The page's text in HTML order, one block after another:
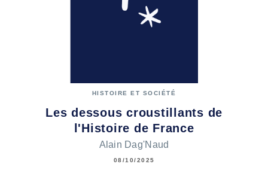
HISTOIRE ET SOCIÉTÉ
Les dessous croustillants de
l'Histoire de France
Alain Dag'Naud
08/10/2025